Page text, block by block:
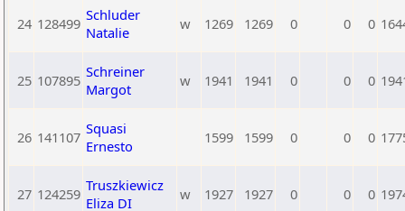
24 128499 Schluder
Natalie
w 1269 1269 0 0 0
25 107895 Schreiner
Margot
w 1941 1941 0 0 0
26 141107 Squasi
Ernesto
1599 1599 0 0 0
27 124259 Truszkiewicz
Eliza DI
w 1927 1927 0 0 0